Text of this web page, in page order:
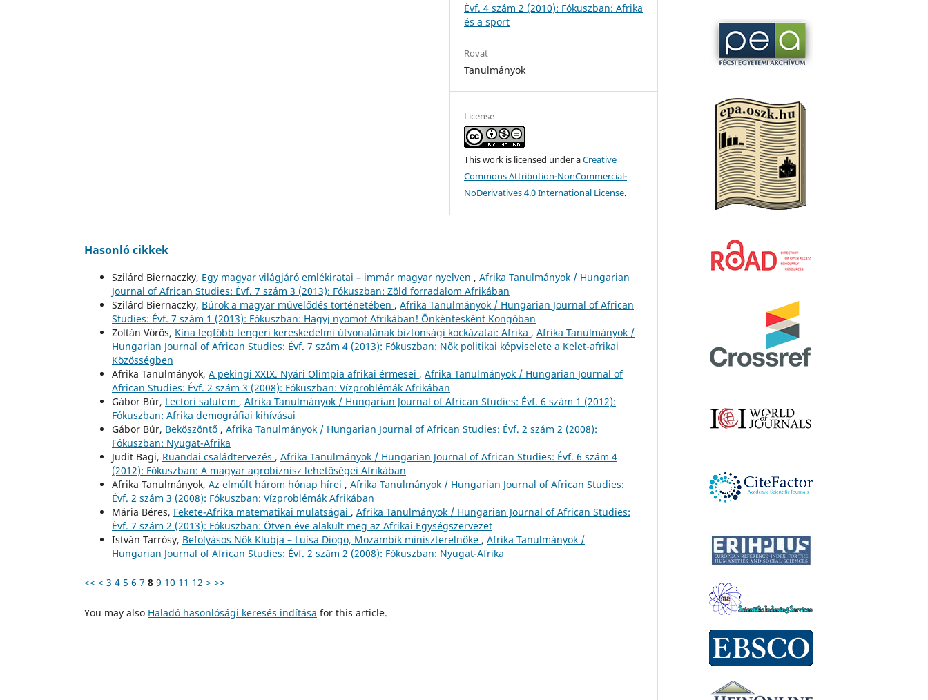
Évf. 4 szám 2 (2010): Fókuszban: Afrika
és a sport
Rovat
Tanulmányok
License
This work is licensed under aCreative
Commons Attribution-NonCommercial-
NoDerivatives 4.0 International License.
Hasonló cikkek
Szilárd Biernaczky, Egy magyar világjáró emlékiratai – immár magyar nyelven , Afrika Tanulmányok / Hungarian
Journal of African Studies: Évf. 7 szám 3 (2013): Fókuszban: Zöld forradalom Afrikában
Szilárd Biernaczky, Búrok a magyar művelődés történetében , Afrika Tanulmányok / Hungarian Journal of African
Studies: Évf. 7 szám 1 (2013): Fókuszban: Hagyj nyomot Afrikában! Önkéntesként Kongóban
Zoltán Vörös, Kína legfőbb tengeri kereskedelmi útvonalának biztonsági kockázatai: Afrika , Afrika Tanulmányok /
Hungarian Journal of African Studies: Évf. 7 szám 4 (2013): Fókuszban: Nők politikai képviselete a Kelet-afrikai
Közösségben
Afrika Tanulmányok, A pekingi XXIX. Nyári Olimpia afrikai érmesei , Afrika Tanulmányok / Hungarian Journal of
African Studies: Évf. 2 szám 3 (2008): Fókuszban: Vízproblémák Afrikában
Gábor Búr, Lectori salutem , Afrika Tanulmányok / Hungarian Journal of African Studies: Évf. 6 szám 1 (2012):
Fókuszban: Afrika demográfiai kihívásai
Gábor Búr, Beköszöntő , Afrika Tanulmányok / Hungarian Journal of African Studies: Évf. 2 szám 2 (2008):
Fókuszban: Nyugat-Afrika
Judit Bagi, Ruandai családtervezés , Afrika Tanulmányok / Hungarian Journal of African Studies: Évf. 6 szám 4
(2012): Fókuszban: A magyar agrobiznisz lehetőségei Afrikában
Afrika Tanulmányok, Az elmúlt három hónap hírei , Afrika Tanulmányok / Hungarian Journal of African Studies:
Évf. 2 szám 3 (2008): Fókuszban: Vízproblémák Afrikában
Mária Béres, Fekete-Afrika matematikai mulatságai , Afrika Tanulmányok / Hungarian Journal of African Studies:
Évf. 7 szám 2 (2013): Fókuszban: Ötven éve alakult meg az Afrikai Egységszervezet
István Tarrósy, Befolyásos Nők Klubja – Luísa Diogo, Mozambik miniszterelnöke , Afrika Tanulmányok /
Hungarian Journal of African Studies: Évf. 2 szám 2 (2008): Fókuszban: Nyugat-Afrika
<< < 3 4 5 6 7 8 9 10 11 12 > >>
You may also Haladó hasonlósági keresés indítása for this article.